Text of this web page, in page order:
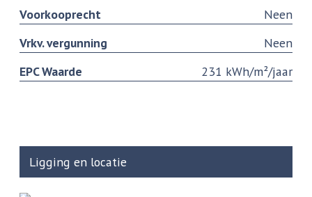
Voorkooprecht
Neen
Vrkv. vergunning
Neen
EPC Waarde
231 kWh/m²/jaar
Ligging en locatie